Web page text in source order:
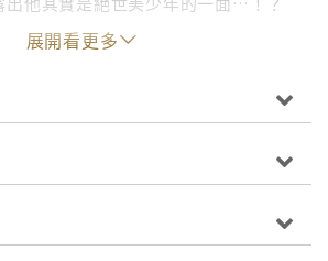
展開看更多